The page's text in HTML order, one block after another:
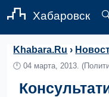
Хабаровск
Khabara.Ru ›
🕛04 марта, 2013.